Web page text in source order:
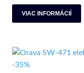
VIAC INFORMÁCIÍ
-35%